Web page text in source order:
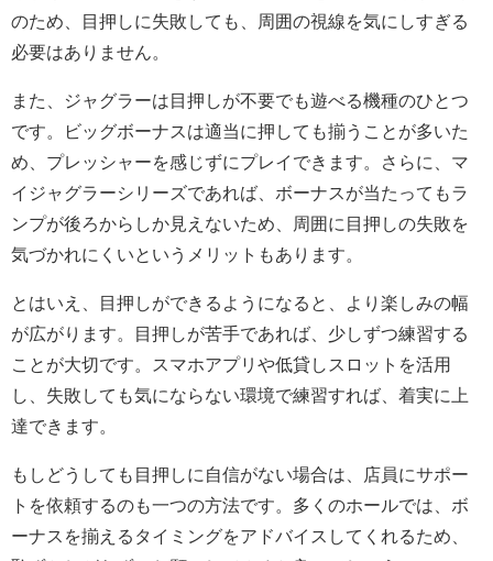
のため、目押しに失敗しても、周囲の視線を気にしすぎる
必要はありません。
また、ジャグラーは目押しが不要でも遊べる機種のひとつ
です。ビッグボーナスは適当に押しても揃うことが多いた
め、プレッシャーを感じずにプレイできます。さらに、マ
イジャグラーシリーズであれば、ボーナスが当たってもラ
ンプが後ろからしか見えないため、周囲に目押しの失敗を
気づかれにくいというメリットもあります。
とはいえ、目押しができるようになると、より楽しみの幅
が広がります。目押しが苦手であれば、少しずつ練習する
ことが大切です。スマホアプリや低貸しスロットを活用
し、失敗しても気にならない環境で練習すれば、着実に上
達できます。
もしどうしても目押しに自信がない場合は、店員にサポー
トを依頼するのも一つの方法です。多くのホールでは、ボ
ーナスを揃えるタイミングをアドバイスしてくれるため、